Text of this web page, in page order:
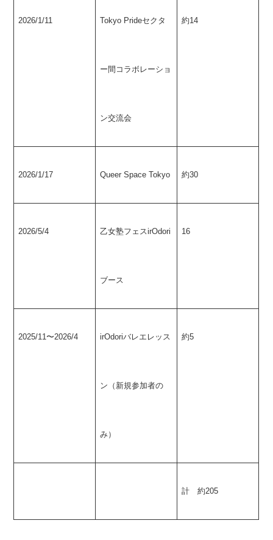
2026/1/11 Tokyo Prideセクタ
ー間コラボレーショ
ン交流会
約14
2026/1/17 Queer Space Tokyo 約30
2026/5/4 乙女塾フェスirOdori
ブース
16
2025/11〜2026/4 irOdoriバレエレッス
ン（新規参加者の
み）
約5
計 約205